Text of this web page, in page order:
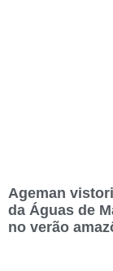
Ageman
da Águas de
no verão